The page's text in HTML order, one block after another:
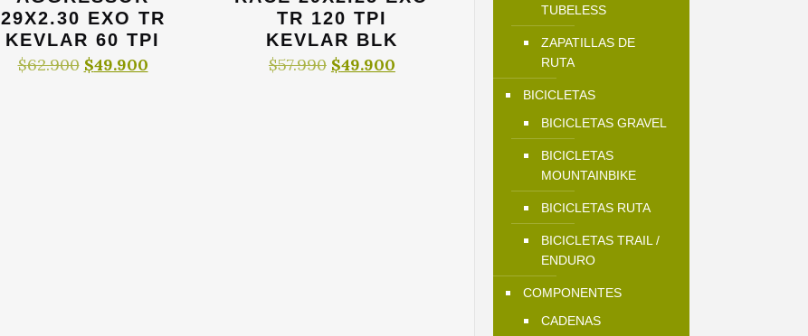
29X2.30 EXO TR
KEVLAR 60 TPI
$62.900 El
$49.900El
TR 120 TPI
KEVLAR BLK
$57.990 El
$49.900El
TUBELESS
ZAPATILLAS DE
RUTA
BICICLETAS
BICICLETAS GRAVEL
BICICLETAS
MOUNTAINBIKE
BICICLETAS RUTA
BICICLETAS TRAIL /
ENDURO
COMPONENTES
CADENAS